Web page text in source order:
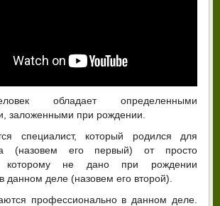
обладает определенными
заложенными при рождении.
специалист, который родился для
(назовем его первый) от просто
которому не дано при рождении
данном деле (назовем его второй).
профессионально в данном деле.